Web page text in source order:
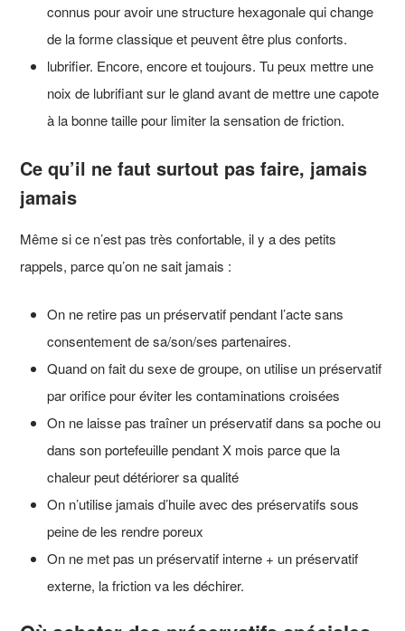
connus pour avoir une structure hexagonale qui change
de la forme classique et peuvent être plus conforts.
lubrifier. Encore, encore et toujours. Tu peux mettre une
noix de lubrifiant sur le gland avant de mettre une capote
à la bonne taille pour limiter la sensation de friction.
Ce qu’il ne faut surtout pas faire, jamais
jamais
Même si ce n’est pas très confortable, il y a des petits
rappels, parce qu’on ne sait jamais :
On ne retire pas un préservatif pendant l’acte sans
consentement de sa/son/ses partenaires.
Quand on fait du sexe de groupe, on utilise un préservatif
par orifice pour éviter les contaminations croisées
On ne laisse pas traîner un préservatif dans sa poche ou
dans son portefeuille pendant X mois parce que la
chaleur peut détériorer sa qualité
On n’utilise jamais d’huile avec des préservatifs sous
peine de les rendre poreux
On ne met pas un préservatif interne + un préservatif
externe, la friction va les déchirer.